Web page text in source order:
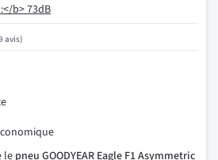
avis
le pneu GOODYEAR Eagle F1 Asymmetric